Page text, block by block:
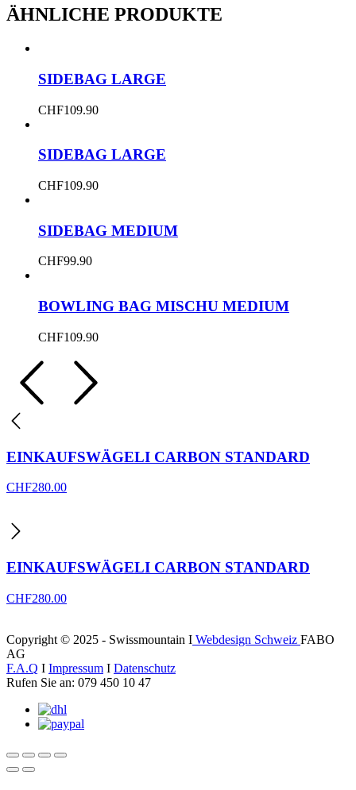
ÄHNLICHE PRODUKTE
SIDEBAG LARGE
CHF109.90
SIDEBAG LARGE
CHF109.90
SIDEBAG MEDIUM
CHF99.90
BOWLING BAG MISCHU MEDIUM
CHF109.90
EINKAUFSWÄGELI CARBON STANDARD
CHF280.00
EINKAUFSWÄGELI CARBON STANDARD
CHF280.00
Copyright © 2025 - Swissmountain I Webdesign Schweiz FABO
AG
F.A.Q I Impressum I Datenschutz
Rufen Sie an: 079 450 10 47